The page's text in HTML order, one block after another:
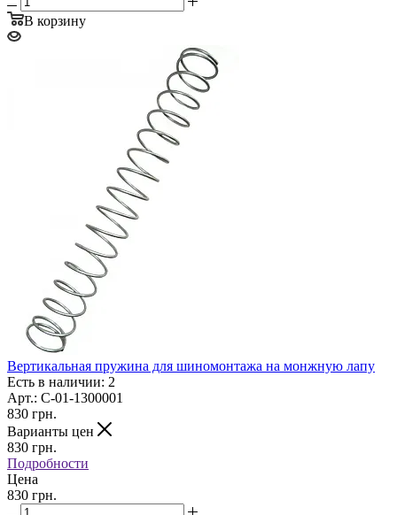
В корзину
Вертикальная пружина для шиномонтажа на монжную лапу
Есть в наличии: 2
Арт.: C-01-1300001
830 грн.
Варианты цен
830 грн.
Подробности
Цена
830 грн.